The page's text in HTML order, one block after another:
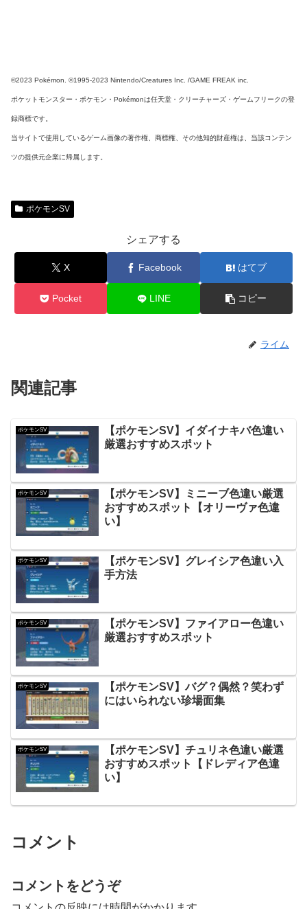
©2023 Pokémon. ©1995-2023 Nintendo/Creatures Inc. /GAME FREAK inc.
ポケットモンスター・ポケモン・Pokémonは任天堂・クリーチャーズ・ゲームフリークの登
録商標です。
当サイトで使用しているゲーム画像の著作権、商標権、その他知的財産権は、当該コンテン
ツの提供元企業に帰属します。
ポケモンSV
シェアする
X Facebook はてブ
Pocket LINE コピー
ライム
関連記事
ポケモンSV
【ポケモンSV】イダイナキバ色違い
厳選おすすめスポット
ポケモンSV
【ポケモンSV】ミニーブ色違い厳選
おすすめスポット【オリーヴァ色違
い】
ポケモンSV
【ポケモンSV】グレイシア色違い入
手方法
ポケモンSV
【ポケモンSV】ファイアロー色違い
厳選おすすめスポット
ポケモンSV
【ポケモンSV】バグ？偶然？笑わず
にはいられない珍場面集
ポケモンSV
【ポケモンSV】チュリネ色違い厳選
おすすめスポット【ドレディア色違
い】
コメント
コメントをどうぞ